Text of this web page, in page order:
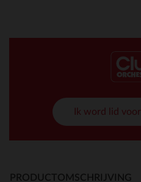
Ik word lid voor
PRODUCTOMSCHRIJVING